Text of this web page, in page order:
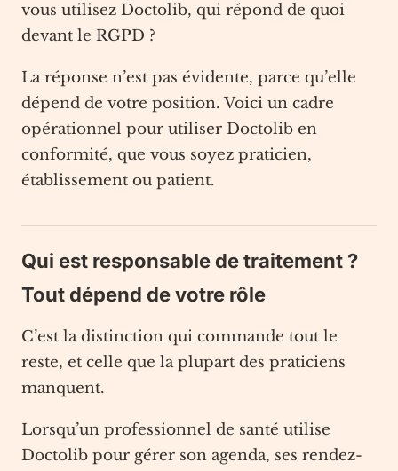
vous utilisez Doctolib, qui répond de quoi
devant le RGPD ?
La réponse n’est pas évidente, parce qu’elle
dépend de votre position. Voici un cadre
opérationnel pour utiliser Doctolib en
conformité, que vous soyez praticien,
établissement ou patient.
Qui est responsable de traitement ?
Tout dépend de votre rôle
C’est la distinction qui commande tout le
reste, et celle que la plupart des praticiens
manquent.
Lorsqu’un professionnel de santé utilise
Doctolib pour gérer son agenda, ses rendez-